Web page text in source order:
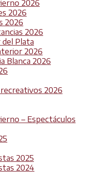
2026
2026
2026
2026
del Plata
2026
Blanca 2026
2026
– Espectáculos
2025
2024